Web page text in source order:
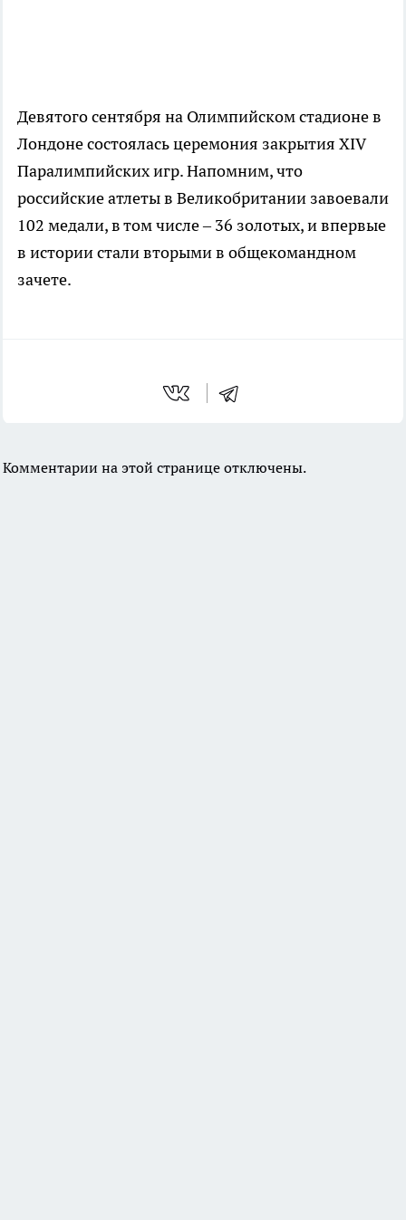
Девятого сентября на Олимпийском стадионе в
Лондоне состоялась церемония закрытия XIV
Паралимпийских игр. Напомним, что
российские атлеты в Великобритании завоевали
102 медали, в том числе – 36 золотых, и впервые
в истории стали вторыми в общекомандном
зачете.
Комментарии на этой странице отключены.